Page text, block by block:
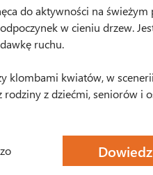
do aktywności na
w cieniu drzew.
ruchu.
klombami kwiatów, w
z dziećmi, seniorów i